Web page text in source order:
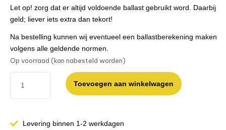
Let op! zorg dat er altijd voldoende ballast gebruikt word. Daarbij
geld; liever iets extra dan tekort!
Na bestelling kunnen wij eventueel een ballastberekening maken
volgens alle geldende normen.
Op voorraad (kan nabesteld worden)
Toevoegen aan winkelwagen
Levering binnen 1-2 werkdagen